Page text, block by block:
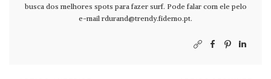
busca dos melhores spots para fazer surf. Pode falar com ele pelo
e-mail rdurand@trendy.fidemo.pt.